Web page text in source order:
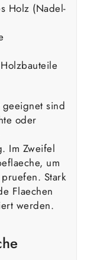
Holz (Nadel-
sind
oder
Im Zweifel
um
Stark
Flaechen
werden.